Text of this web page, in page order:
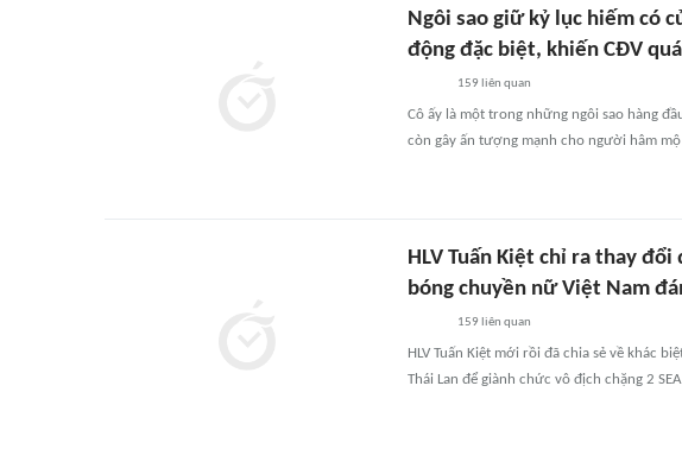
Ngôi sao giữ kỷ lục hiếm có
động đặc biệt, khiến CĐV
159 liên quan
Cô ấy là một trong những ngôi sao hàng
còn gây ấn tượng mạnh cho người hâm
HLV Tuấn Kiệt chỉ ra thay
bóng chuyền nữ Việt Nam
159 liên quan
HLV Tuấn Kiệt mới rồi đã chia sẻ về khác
Thái Lan để giành chức vô địch chặng 2